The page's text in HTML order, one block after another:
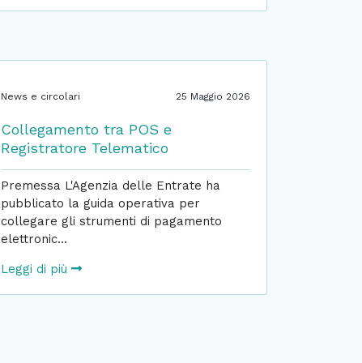
News e circolari 25 Maggio 2026
Collegamento tra POS e
Registratore Telematico
Premessa L'Agenzia delle Entrate ha
pubblicato la guida operativa per
collegare gli strumenti di pagamento
elettronic...
Leggi di più